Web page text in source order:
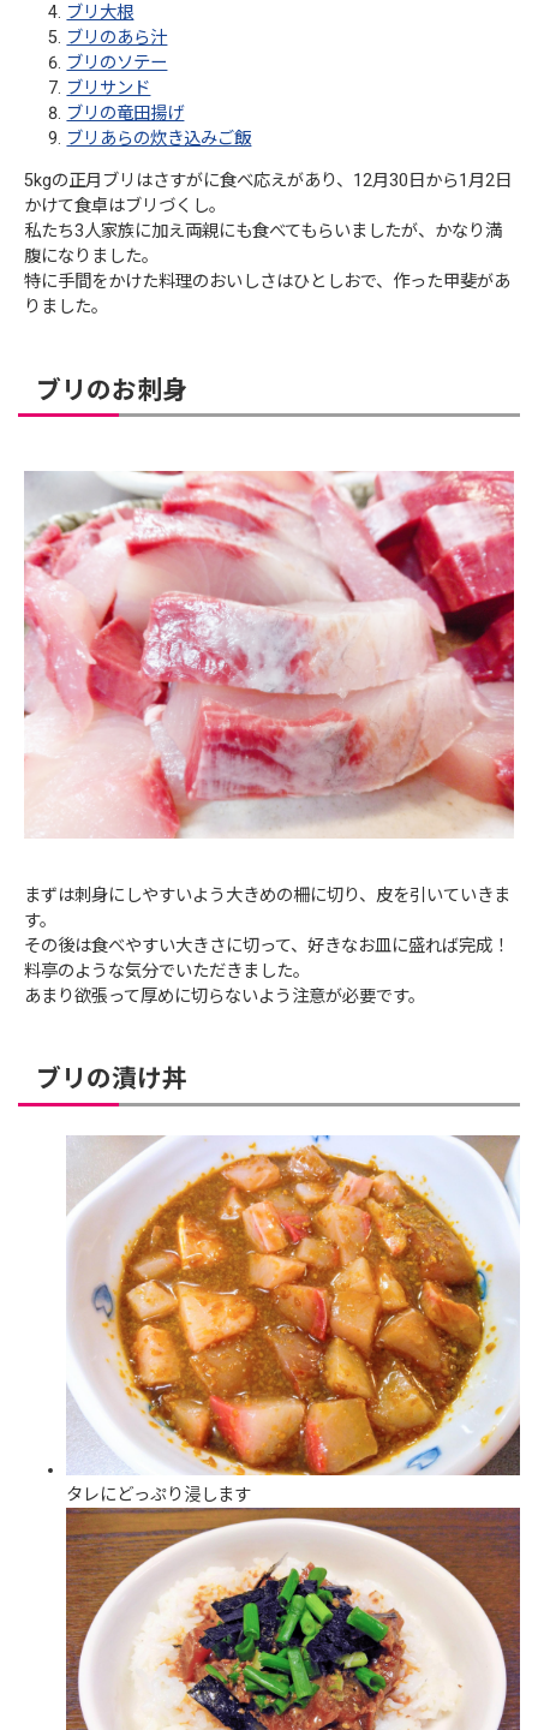
ブリ大根
ブリのあら汁
ブリのソテー
ブリサンド
ブリの竜田揚げ
ブリあらの炊き込みご飯
5kgの正月ブリはさすがに食べ応えがあり、12月30日から1月2日
かけて食卓はブリづくし。
私たち3人家族に加え両親にも食べてもらいましたが、かなり満
腹になりました。
特に手間をかけた料理のおいしさはひとしおで、作った甲斐があ
りました。
ブリのお刺身
まずは刺身にしやすいよう大きめの柵に切り、皮を引いていきま
す。
その後は食べやすい大きさに切って、好きなお皿に盛れば完成！
料亭のような気分でいただきました。
あまり欲張って厚めに切らないよう注意が必要です。
ブリの漬け丼
タレにどっぷり浸します